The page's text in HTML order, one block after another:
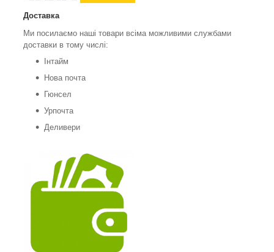
Доставка
Ми посилаємо наші товари всіма можливими службами
доставки в тому числі:
Інтайм
Нова почта
Гюнсел
Урпочта
Деливери